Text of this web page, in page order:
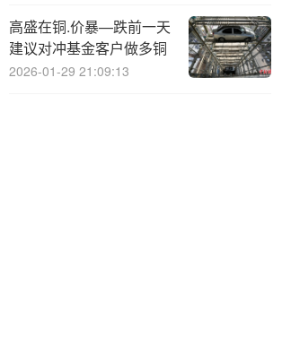
高盛在铜.价暴—跌前一天
建议对冲基金客户做多铜
2026-01-29 21:09:13